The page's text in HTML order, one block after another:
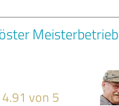
Meisterbetrieb
4.91 von 5